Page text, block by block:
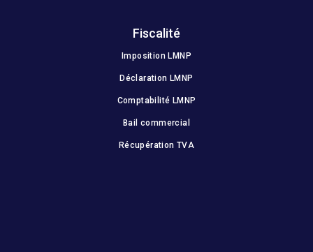
Fiscalité
Imposition LMNP
Déclaration LMNP
Comptabilité LMNP
Bail commercial
Récupération TVA